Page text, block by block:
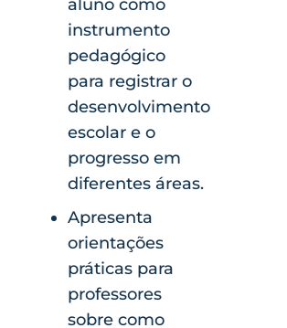
aluno como
instrumento
pedagógico
para registrar o
desenvolvimento
escolar e o
progresso em
diferentes áreas.
Apresenta
orientações
práticas para
professores
sobre como